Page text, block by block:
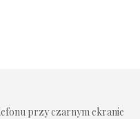
przy czarnym ekranie